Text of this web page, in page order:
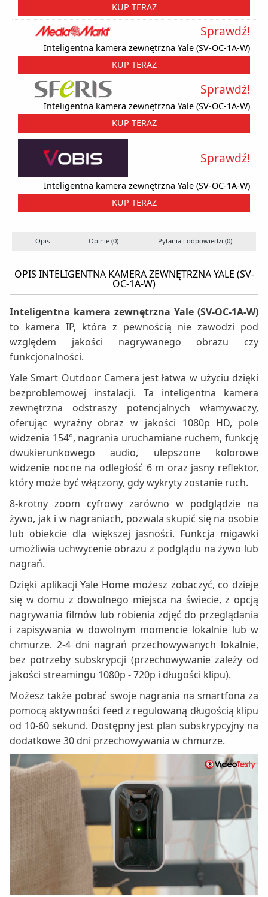
KUP TERAZ
Inteligentna kamera zewnętrzna Yale (SV-OC-1A-W)
Sprawdź!
KUP TERAZ
Inteligentna kamera zewnętrzna Yale (SV-OC-1A-W)
Sprawdź!
KUP TERAZ
Inteligentna kamera zewnętrzna Yale (SV-OC-1A-W)
Sprawdź!
KUP TERAZ
Opis Opinie (0) Pytania i odpowiedzi (0)
OPIS INTELIGENTNA KAMERA ZEWNĘTRZNA YALE (SV-
OC-1A-W)
Inteligentna kamera zewnętrzna Yale (SV-OC-1A-W)
to kamera IP, która z pewnością nie zawodzi pod
względem jakości nagrywanego obrazu czy
funkcjonalności.
Yale Smart Outdoor Camera jest łatwa w użyciu dzięki
bezproblemowej instalacji. Ta inteligentna kamera
zewnętrzna odstraszy potencjalnych włamywaczy,
oferując wyraźny obraz w jakości 1080p HD, pole
widzenia 154°, nagrania uruchamiane ruchem, funkcję
dwukierunkowego audio, ulepszone kolorowe
widzenie nocne na odległość 6 m oraz jasny reflektor,
który może być włączony, gdy wykryty zostanie ruch.
8-krotny zoom cyfrowy zarówno w podglądzie na
żywo, jak i w nagraniach, pozwala skupić się na osobie
lub obiekcie dla większej jasności. Funkcja migawki
umożliwia uchwycenie obrazu z podglądu na żywo lub
nagrań.
Dzięki aplikacji Yale Home możesz zobaczyć, co dzieje
się w domu z dowolnego miejsca na świecie, z opcją
nagrywania filmów lub robienia zdjęć do przeglądania
i zapisywania w dowolnym momencie lokalnie lub w
chmurze. 2-4 dni nagrań przechowywanych lokalnie,
bez potrzeby subskrypcji (przechowywanie zależy od
jakości streamingu 1080p - 720p i długości klipu).
Możesz także pobrać swoje nagrania na smartfona za
pomocą aktywności feed z regulowaną długością klipu
od 10-60 sekund. Dostępny jest plan subskrypcyjny na
dodatkowe 30 dni przechowywania w chmurze.